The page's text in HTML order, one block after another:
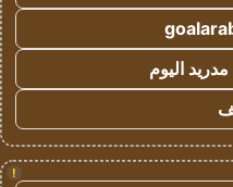
اليوم
!